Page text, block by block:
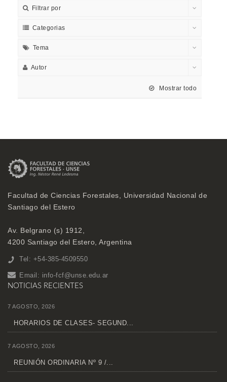
Filtrar por
Categorias
Tema
Autor
Mostrar todo
Facultad de Ciencias Forestales, Universidad Nacional de
Santiago del Estero
Av. Belgrano (s) 1912,
4200 Santiago del Estero, Argentina
Tel: +54-385-4509550
Email: info-fcf@unse.edu.ar
NOTICIAS RECIENTES
7 AGOSTO, 2026
HORARIOS DE CLASES- SEGUND...
7 AGOSTO, 2026
REUNIÓN ORDINARIA Nº 9 /...